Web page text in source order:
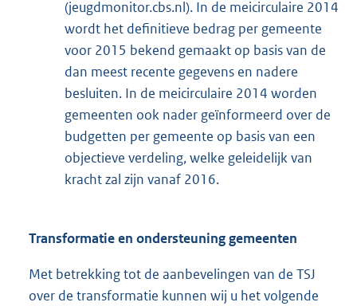
(jeugdmonitor.cbs.nl). In de meicirculaire 2014
wordt het definitieve bedrag per gemeente
voor 2015 bekend gemaakt op basis van de
dan meest recente gegevens en nadere
besluiten. In de meicirculaire 2014 worden
gemeenten ook nader geïnformeerd over de
budgetten per gemeente op basis van een
objectieve verdeling, welke geleidelijk van
kracht zal zijn vanaf 2016.
Transformatie en ondersteuning gemeenten
Met betrekking tot de aanbevelingen van de TSJ
over de transformatie kunnen wij u het volgende